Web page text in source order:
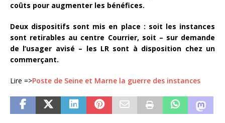
coûts pour augmenter les bénéfices.
Deux dispositifs sont mis en place : soit les instances
sont retirables au centre Courrier, soit – sur demande
de l’usager avisé – les LR sont à disposition chez un
commerçant.
Lire =>Poste de Seine et Marne la guerre des instances